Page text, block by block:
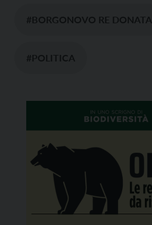
#BORGONOVO RE DONATA
#POLITICA